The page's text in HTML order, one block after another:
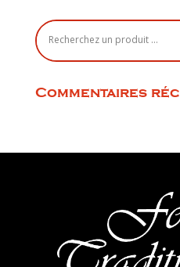
200.00€
à
Commentaires